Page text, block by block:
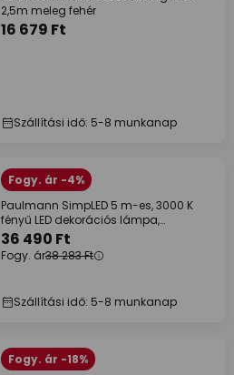
2,5m meleg fehér
16 679 Ft
Szállítási idő: 5-8 munkanap
Fogy. ár -4%
Paulmann SimpLED 5 m-es, 3000 K
fényű LED dekorációs lámpa,
Paulmann
36 490 Ft
Fogy. ár38 283 Ft
Szállítási idő: 5-8 munkanap
Fogy. ár -18%